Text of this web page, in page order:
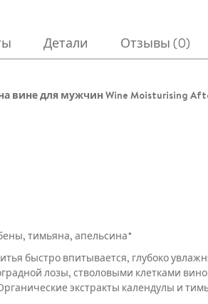
Детали Отзывы (0)
для мужчин Wine Moisturising
тимьяна, апельсина*
быстро впитывается, глубоко
лозы, стволовыми клетками
экстракты календулы и